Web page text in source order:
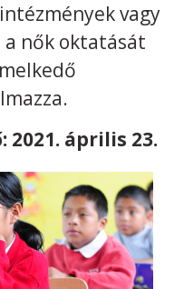
Technikai információk
vagy
a nők oktatását
április 23.